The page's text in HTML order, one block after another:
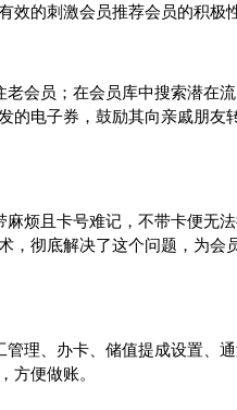
效的刺激会员推荐会员的积极
会员；在会员库中搜索潜在
的电子券，鼓励其向亲戚朋友
烦且卡号难记，不带卡便无
，彻底解决了这个问题，为会
理、办卡、储值提成设置、
方便做账。